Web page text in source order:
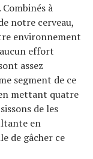
à
notre cerveau,
environnement
effort
assez
segment de ce
mettant quatre
de les
en
de gâcher ce